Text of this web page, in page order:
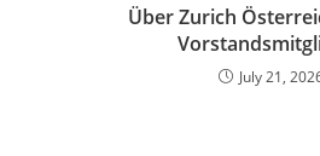
Über Zurich
July 21,